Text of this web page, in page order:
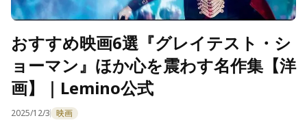
おすすめ映画6選『グレイテスト・シ
ョーマン』ほか心を震わす名作集【洋
画】｜Lemino公式
2025/12/3 映画